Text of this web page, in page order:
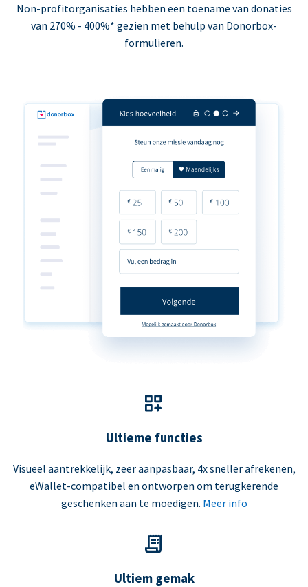
Non-profitorganisaties hebben een toename van donaties
van 270% - 400%* gezien met behulp van Donorbox-
formulieren.
Ultieme functies
Visueel aantrekkelijk, zeer aanpasbaar, 4x sneller afrekenen,
eWallet-compatibel en ontworpen om terugkerende
geschenken aan te moedigen. Meer info
Ultiem gemak